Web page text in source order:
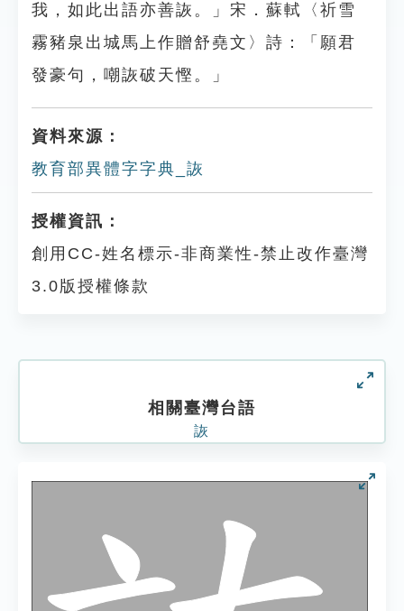
我，如此出語亦善詼。」宋．蘇軾〈祈雪
霧豬泉出城馬上作贈舒堯文〉詩：「願君
發豪句，嘲詼破天慳。」
資料來源：
教育部異體字字典_詼
授權資訊：
創用CC-姓名標示-非商業性-禁止改作臺灣
3.0版授權條款
相關臺灣台語
詼